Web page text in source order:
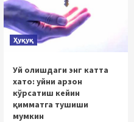
Ҳуқуқ
Уй олишдаги энг катта
хато: уйни арзон
кўрсатиш кейин
қимматга тушиши
мумкин